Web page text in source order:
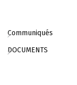
Communiqués
DOCUMENTS